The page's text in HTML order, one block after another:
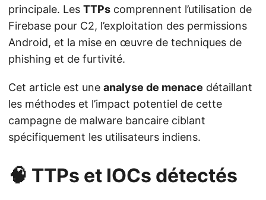
principale. Les TTPs comprennent l’utilisation de
Firebase pour C2, l’exploitation des permissions
Android, et la mise en œuvre de techniques de
phishing et de furtivité.
Cet article est une analyse de menace détaillant
les méthodes et l’impact potentiel de cette
campagne de malware bancaire ciblant
spécifiquement les utilisateurs indiens.
🧠 TTPs et IOCs détectés